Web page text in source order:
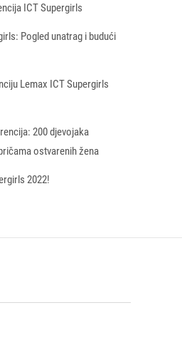
ICT Supergirls
Pogled unatrag i budući
Lemax ICT Supergirls
200 djevojaka
ostvarenih žena
2022!